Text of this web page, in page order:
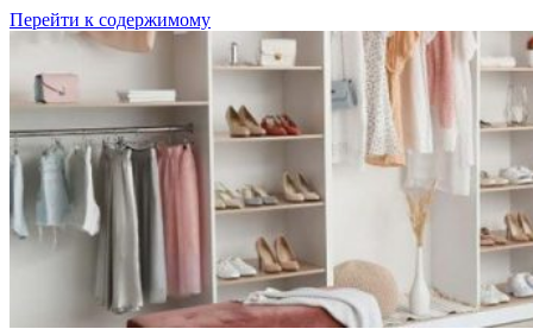
Перейти к содержимому